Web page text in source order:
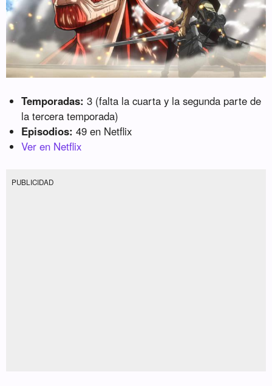
Temporadas: 3 (falta la cuarta y la segunda parte de
la tercera temporada)
Episodios: 49 en Netflix
Ver en Netflix
PUBLICIDAD